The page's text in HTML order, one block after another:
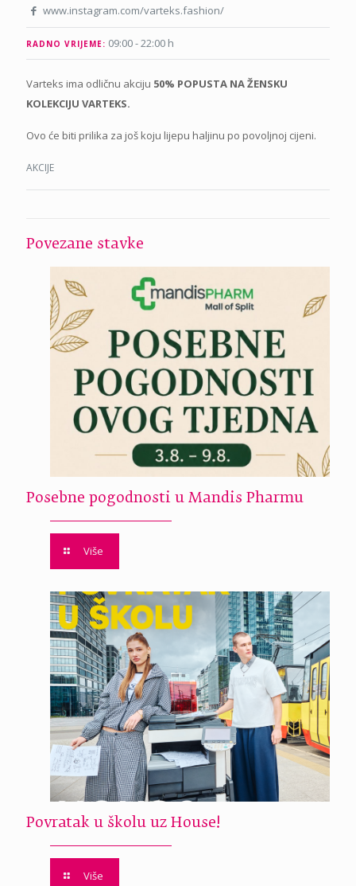
www.instagram.com/varteks.fashion/
RADNO VRIJEME: 09:00 - 22:00 h
Varteks ima odličnu akciju 50% POPUSTA NA ŽENSKU
KOLEKCIJU VARTEKS.
Ovo će biti prilika za još koju lijepu haljinu po povoljnoj cijeni.
AKCIJE
Povezane stavke
Posebne pogodnosti u Mandis Pharmu
Više
Povratak u školu uz House!
Više